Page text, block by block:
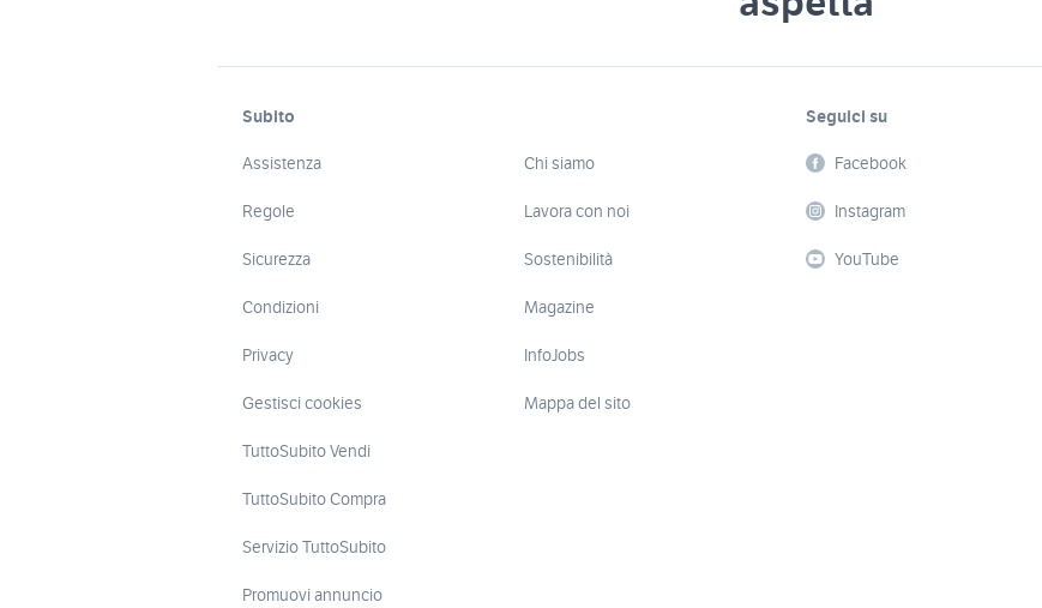
Subito
Assistenza
Regole
Sicurezza
Condizioni
Privacy
Gestisci cookies
TuttoSubito Vendi
TuttoSubito Compra
Servizio TuttoSubito
Promuovi annuncio
Chi siamo
Lavora con noi
Sostenibilità
Magazine
InfoJobs
Mappa del sito
Seguici su
Facebook
Instagram
YouTube